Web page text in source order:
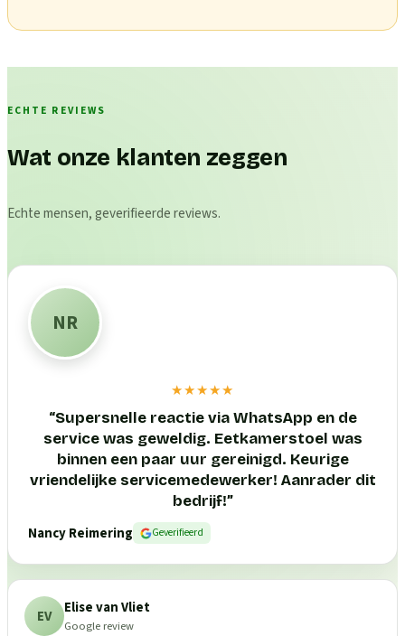
ECHTE REVIEWS
Wat onze klanten zeggen
Echte mensen, geverifieerde reviews.
NR
★★★★★
“Supersnelle reactie via WhatsApp en de
service was geweldig. Eetkamerstoel was
binnen een paar uur gereinigd. Keurige
vriendelijke servicemedewerker! Aanrader dit
bedrijf!”
Nancy Reimering
Geverifieerd
EV Elise van Vliet
Google review